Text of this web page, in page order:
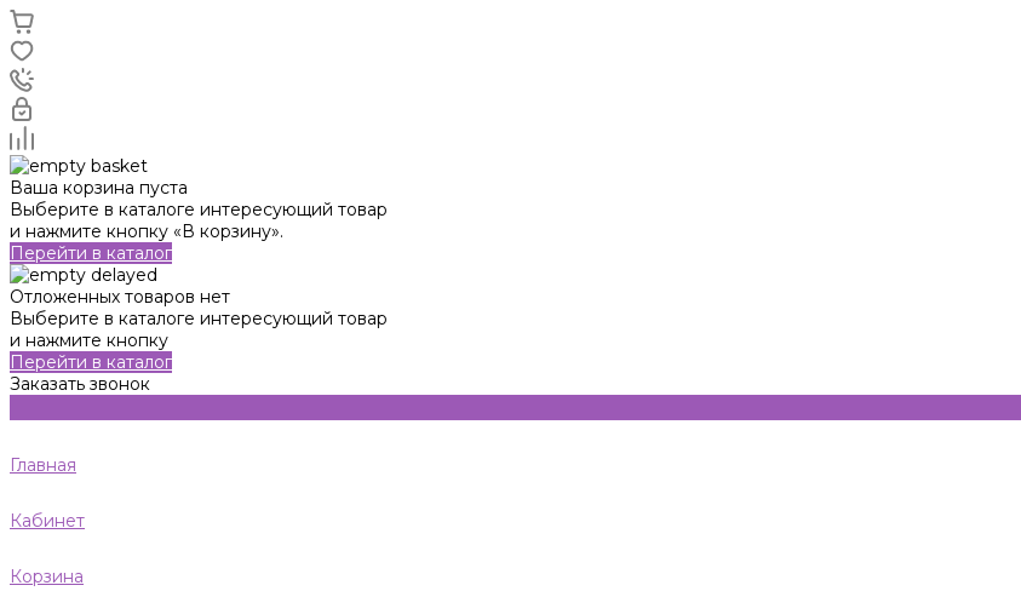
Ваша корзина пуста
Выберите в каталоге интересующий товар
и нажмите кнопку «В корзину».
Перейти в каталог
Отложенных товаров нет
Выберите в каталоге интересующий товар
и нажмите кнопку
Перейти в каталог
Заказать звонок
Главная
Кабинет
Корзина